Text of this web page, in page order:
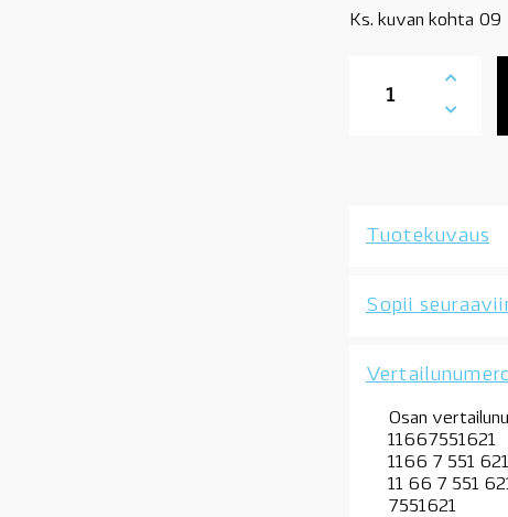
Ks. kuvan kohta 09
alipaineputki,
N53,
sopivuus,
Tuotekuvaus
Sopii
Osan
11667551621
1166 7 551 621
11 66 7 551
7551621